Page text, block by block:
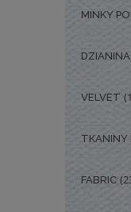
MINKY
DZIANINA
VELVET
FABRIC